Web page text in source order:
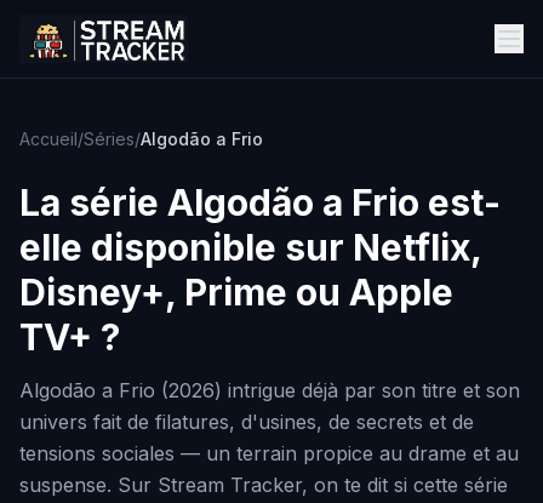
Accueil/Séries/Algodão a Frio
La série Algodão a Frio est-
elle disponible sur Netflix,
Disney+, Prime ou Apple
TV+ ?
Algodão a Frio (2026) intrigue déjà par son titre et son
univers fait de filatures, d'usines, de secrets et de
tensions sociales — un terrain propice au drame et au
suspense. Sur Stream Tracker, on te dit si cette série